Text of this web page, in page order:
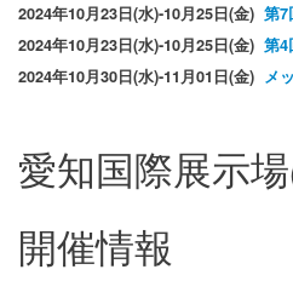
2024年10月23日(水)-10月25日(金) 第7
2024年10月23日(水)-10月25日(金) 第4
2024年10月30日(水)-11月01日(金) メ
愛知国際展示場
開催情報